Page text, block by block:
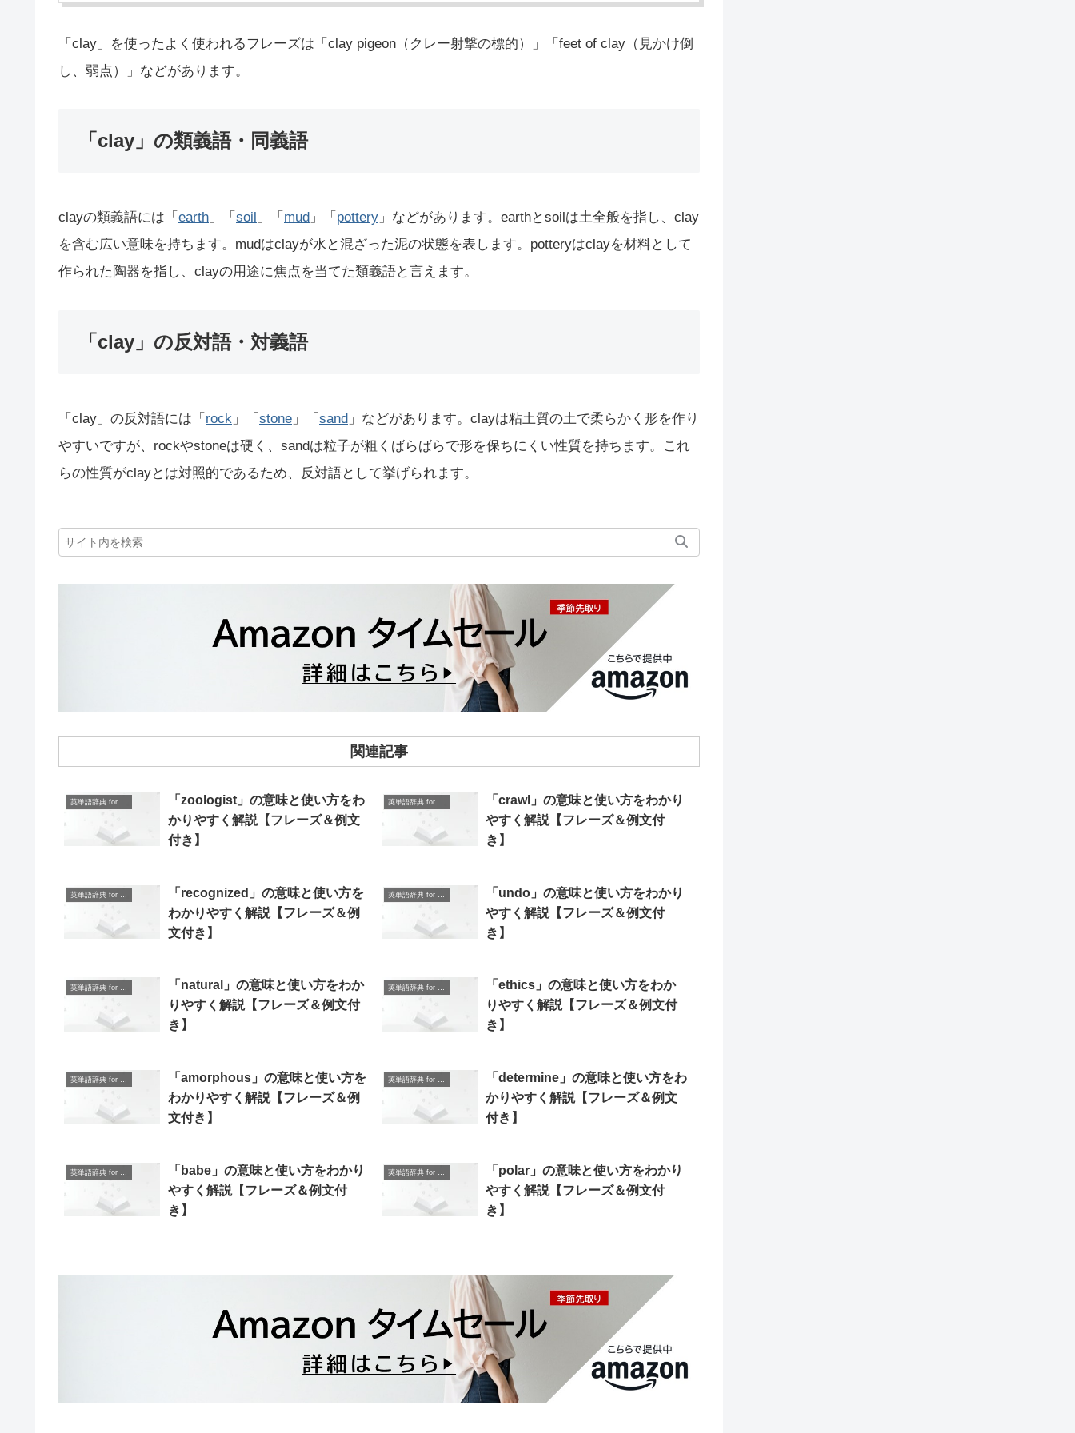
「clay」を使ったよく使われるフレーズは「clay pigeon（クレー射撃の標的）」「feet of clay（見かけ倒
し、弱点）」などがあります。
「clay」の類義語・同義語
clayの類義語には「 earth 」「 soil 」「 mud 」「 pottery 」などがあります。earthとsoilは土全般を指し、clay
を含む広い意味を持ちます。mudはclayが水と混ざった泥の状態を表します。potteryはclayを材料として
作られた陶器を指し、clayの用途に焦点を当てた類義語と言えます。
「clay」の反対語・対義語
「clay」の反対語には「 rock 」「 stone 」「 sand 」などがあります。clayは粘土質の土で柔らかく形を作り
やすいですが、rockやstoneは硬く、sandは粒子が粗くばらばらで形を保ちにくい性質を持ちます。これ
らの性質がclayとは対照的であるため、反対語として挙げられます。
関連記事
「zoologist」の意味と使い方をわ
かりやすく解説【フレーズ＆例文
付き】
「crawl」の意味と使い方をわかり
やすく解説【フレーズ＆例文付
き】
「recognized」の意味と使い方を
わかりやすく解説【フレーズ＆例
文付き】
「undo」の意味と使い方をわかり
やすく解説【フレーズ＆例文付
き】
「natural」の意味と使い方をわか
りやすく解説【フレーズ＆例文付
き】
「ethics」の意味と使い方をわか
りやすく解説【フレーズ＆例文付
き】
英単語辞典 for Beginners
「amorphous」の意味と使い方を
わかりやすく解説【フレーズ＆例
文付き】
英単語辞典 for Beginners
「determine」の意味と使い方をわ
かりやすく解説【フレーズ＆例文
付き】
英単語辞典 for Beginners
「babe」の意味と使い方をわかり
やすく解説【フレーズ＆例文付
き】
英単語辞典 for Beginners
「polar」の意味と使い方をわかり
やすく解説【フレーズ＆例文付
き】